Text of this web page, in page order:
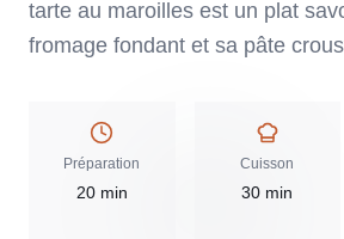
tarte au maroilles est un plat
fromage fondant et sa pâte
Préparation
20 min
Cuisson
30 min